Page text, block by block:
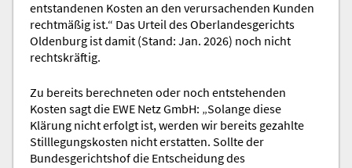
entstandenen Kosten an den verursachenden Kunden
rechtmäßig ist.“ Das Urteil des Oberlandesgerichts
Oldenburg ist damit (Stand: Jan. 2026) noch nicht
rechtskräftig.
Zu bereits berechneten oder noch entstehenden
Kosten sagt die EWE Netz GmbH: „Solange diese
Klärung nicht erfolgt ist, werden wir bereits gezahlte
Stilllegungskosten nicht erstatten. Sollte der
Bundesgerichtshof die Entscheidung des